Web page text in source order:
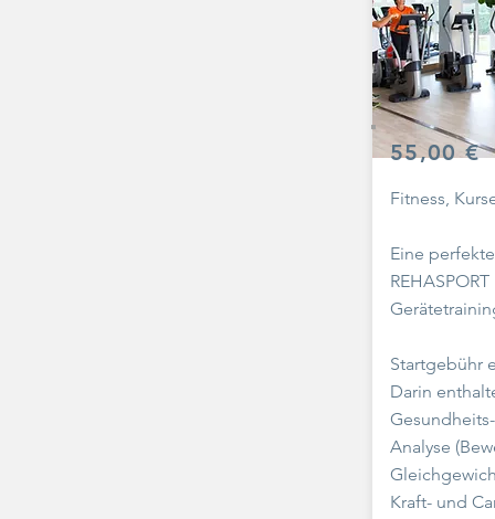
55,00 €
Fitness,
Eine
Startgebühr
Darin
Analyse
Kraft- und